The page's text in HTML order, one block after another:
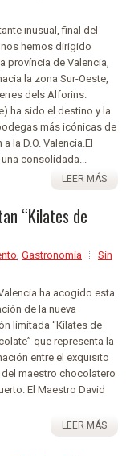
inusual, final del
hemos dirigido
província de Valencia,
la zona Sur-Oeste,
dels Alforins.
ha sido el destino y la
más icónicas de
la D.O. Valencia.El
una consolidada...
LEER MÁS
“Kilates de
Gastronomía
Sin
ha acogido esta
de la nueva
limitada “Kilates de
que representa la
entre el exquisito
maestro chocolatero
El Maestro David
LEER MÁS